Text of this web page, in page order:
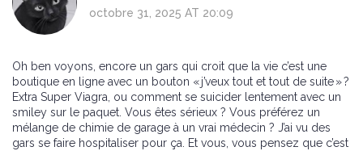
octobre 31, 2025 AT 20:09
Oh ben voyons, encore un gars qui croit que la vie c’est une
boutique en ligne avec un bouton « j’veux tout et tout de suite » ?
Extra Super Viagra, ou comment se suicider lentement avec un
smiley sur le paquet. Vous êtes sérieux ? Vous préférez un
mélange de chimie de garage à un vrai médecin ? J’ai vu des
gars se faire hospitaliser pour ça. Et vous, vous pensez que c’est